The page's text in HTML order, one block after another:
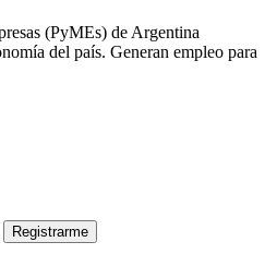
(PyMEs) de Argentina
del país. Generan empleo para